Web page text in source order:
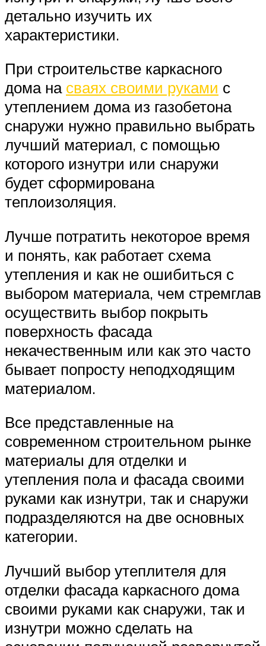
детально изучить их
характеристики.
При строительстве каркасного
дома на сваях своими руками с
утеплением дома из газобетона
снаружи нужно правильно выбрать
лучший материал, с помощью
которого изнутри или снаружи
будет сформирована
теплоизоляция.
Лучше потратить некоторое время
и понять, как работает схема
утепления и как не ошибиться с
выбором материала, чем стремглав
осуществить выбор покрыть
поверхность фасада
некачественным или как это часто
бывает попросту неподходящим
материалом.
Все представленные на
современном строительном рынке
материалы для отделки и
утепления пола и фасада своими
руками как изнутри, так и снаружи
подразделяются на две основных
категории.
Лучший выбор утеплителя для
отделки фасада каркасного дома
своими руками как снаружи, так и
изнутри можно сделать на